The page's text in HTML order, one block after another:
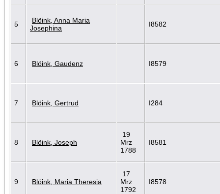
5
Blöink, Anna Maria
Josephina
I8582
6 Blöink, Gaudenz I8579
7 Blöink, Gertrud I284
8 Blöink, Joseph
19
Mrz
1788
I8581
9 Blöink, Maria Theresia
17
Mrz
1792
I8578